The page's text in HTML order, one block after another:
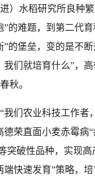
）水稻研究所良种
的难题，到第二代
的堡垒，变的是不
们就培育什么”，
秋。
我们农业科技工作者
荣直面小麦赤霉病
突破性品种，实现
快速发育”策略，